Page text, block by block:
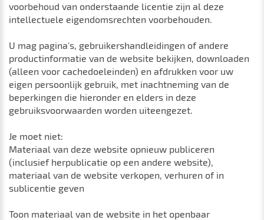
voorbehoud van onderstaande licentie zijn al deze
intellectuele eigendomsrechten voorbehouden.
U mag pagina's, gebruikershandleidingen of andere
productinformatie van de website bekijken, downloaden
(alleen voor cachedoeleinden) en afdrukken voor uw
eigen persoonlijk gebruik, met inachtneming van de
beperkingen die hieronder en elders in deze
gebruiksvoorwaarden worden uiteengezet.
Je moet niet:
Materiaal van deze website opnieuw publiceren
(inclusief herpublicatie op een andere website),
materiaal van de website verkopen, verhuren of in
sublicentie geven
Toon materiaal van de website in het openbaar